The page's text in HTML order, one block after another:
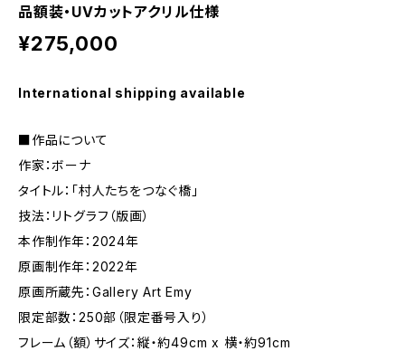
品額装・UVカットアクリル仕様
¥275,000
International shipping available
■作品について
作家：ボーナ
タイトル：「村人たちをつなぐ橋」
技法：リトグラフ（版画）
本作制作年：2024年
原画制作年：2022年
原画所蔵先：Gallery Art Emy
限定部数：250部（限定番号入り）
フレーム（額）サイズ：縦・約49cm x 横・約91cm